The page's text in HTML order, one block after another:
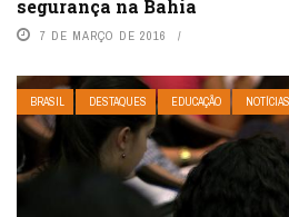
segurança na Bahia
7 DE MARÇO DE 2016
BRASIL DESTAQUES EDUCAÇÃO NOTÍCIAS